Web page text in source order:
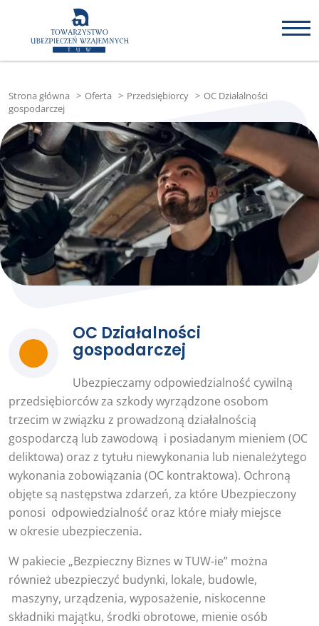
Strona główna > Oferta > Przedsiębiorcy > OC Działalności
gospodarczej
OC Działalności
gospodarczej
Ubezpieczamy odpowiedzialność cywilną
przedsiębiorców za szkody wyrządzone osobom
trzecim w związku z prowadzoną działalnością
gospodarczą lub zawodową i posiadanym mieniem (OC
deliktowa) oraz z tytułu niewykonania lub nienależytego
wykonania zobowiązania (OC kontraktowa). Ochroną
objęte są następstwa zdarzeń, za które Ubezpieczony
ponosi odpowiedzialność oraz które miały miejsce
w okresie ubezpieczenia.
W pakiecie „Bezpieczny Biznes w TUW-ie” można
również ubezpieczyć budynki, lokale, budowle,
maszyny, urządzenia, wyposażenie, niskocenne
składniki majątku, środki obrotowe, mienie osób